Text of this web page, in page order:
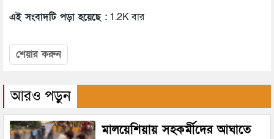
এই সংবাদটি পড়া হয়েছে : 1.2K বার
শেয়ার করুন
আরও পড়ুন
মালয়েশিয়ায় সহকর্মীদের আঘাতে